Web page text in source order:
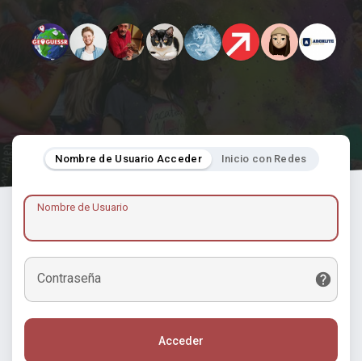
Nombre de Usuario Acceder Inicio con Redes
Nombre de Usuario
Contraseña
Acceder